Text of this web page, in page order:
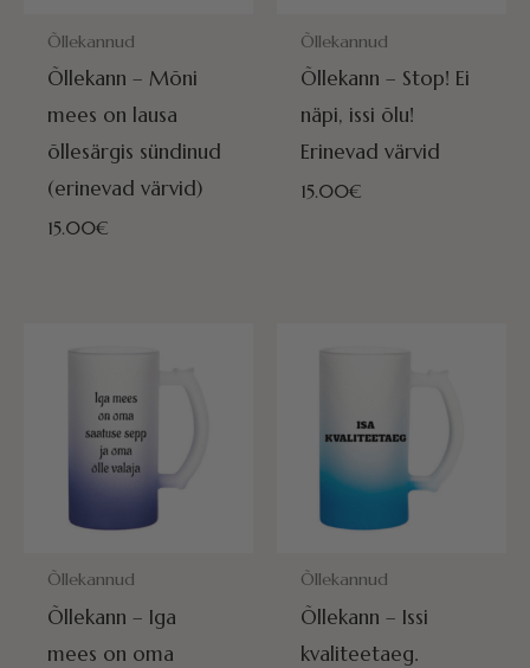
POSTITAMISEKS VALMIS HOMME!
Õllekannud
Õllekann – Mõni
mees on lausa
õllesärgis sündinud
(erinevad värvid)
15.00€
POSTITAMISEKS VALMIS
Õllekannud
Õllekann – Stop! Ei
näpi, issi õlu!
Erinevad värvid
15.00€
POSTITAMISEKS VALMIS HOMME!
Õllekannud
Õllekann – Iga
mees on oma
POSTITAMISEKS VALMIS
Õllekannud
Õllekann – Issi
kvaliteetaeg.